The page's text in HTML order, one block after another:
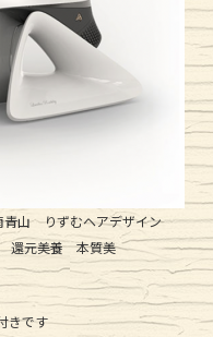
青山 りずむヘアデザイン
還元美養 本質美
きです